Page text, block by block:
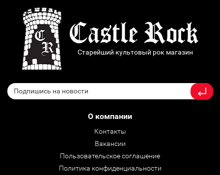
Старейший культовый рок магазин
О компании
Контакты
Вакансии
Пользовательское соглашение
Политика конфиденциальности